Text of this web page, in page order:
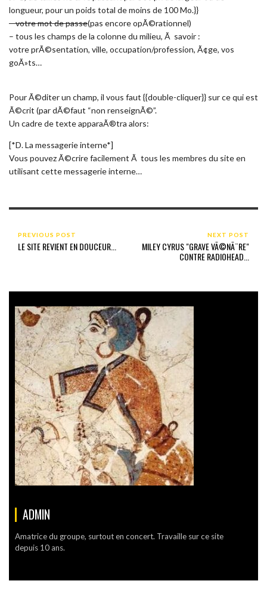
longueur, pour un poids total de moins de 100 Mo.}}
– votre mot de passe(pas encore opÃ©rationnel)
– tous les champs de la colonne du milieu, Ã savoir :
votre prÃ©sentation, ville, occupation/profession, Ã¢ge, vos
goÃ»ts…
Pour Ã©diter un champ, il vous faut {{double-cliquer}} sur ce qui est
Ã©crit (par dÃ©faut “non renseignÃ©”.
Un cadre de texte apparaÃ®tra alors:
[*D. La messagerie interne*]
Vous pouvez Ã©crire facilement Ã tous les membres du site en
utilisant cette messagerie interne…
PREVIOUS POST
LE SITE REVIENT EN DOUCEUR...
NEXT POST
MILEY CYRUS "GRAVE VÃ©NÃ¨RE"
CONTRE RADIOHEAD...
ADMIN
Amatrice du groupe, surtout en concert. Travaille sur ce site
depuis 10 ans.